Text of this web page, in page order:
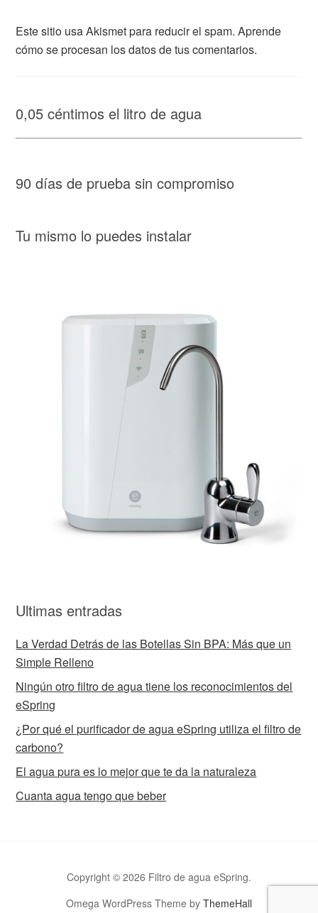
Este sitio usa Akismet para reducir el spam.Aprende
cómo se procesan los datos de tus comentarios.
0,05 céntimos el litro de agua
90 días de prueba sin compromiso
Tu mismo lo puedes instalar
Ultimas entradas
La Verdad Detrás de las Botellas Sin BPA: Más que un
Simple Relleno
Ningún otro filtro de agua tiene los reconocimientos del
eSpring
¿Por qué el purificador de agua eSpring utiliza el filtro de
carbono?
El agua pura es lo mejor que te da la naturaleza
Cuanta agua tengo que beber
Copyright © 2026 Filtro de agua eSpring.
Omega WordPress Theme by ThemeHall